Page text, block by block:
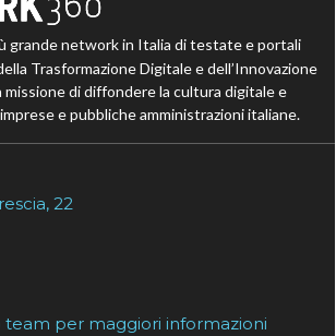
grande network in Italia di testate e portali
Trasformazione Digitale e dell’Innovazione
missione di diffondere la cultura digitale e
e pubbliche amministrazioni italiane.
22
team per maggiori informazioni